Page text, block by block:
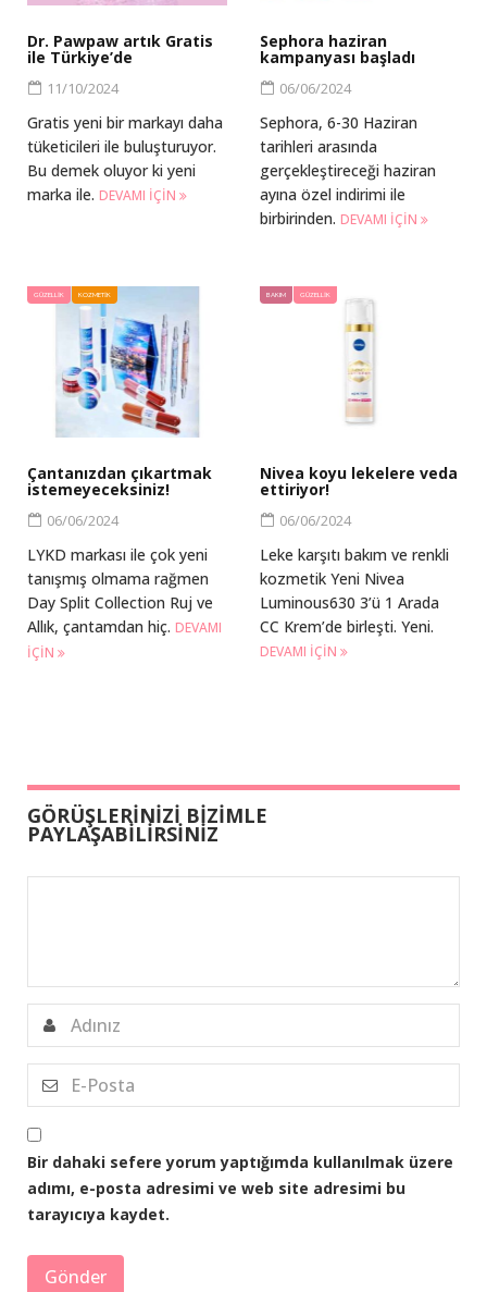
Dr. Pawpaw artık Gratis
ile Türkiye’de
11/10/2024
Gratis yeni bir markayı daha
tüketicileri ile buluşturuyor.
Bu demek oluyor ki yeni
marka ile. DEVAMI IÇIN
Sephora haziran
kampanyası başladı
06/06/2024
Sephora, 6-30 Haziran
tarihleri arasında
gerçekleştireceği haziran
ayına özel indirimi ile
birbirinden. DEVAMI IÇIN
GÜZELLIK KOZMETIK
Çantanızdan çıkartmak
istemeyeceksiniz!
06/06/2024
LYKD markası ile çok yeni
tanışmış olmama rağmen
Day Split Collection Ruj ve
Allık, çantamdan hiç. DEVAMI
IÇIN
BAKIM GÜZELLIK
Nivea koyu lekelere veda
ettiriyor!
06/06/2024
Leke karşıtı bakım ve renkli
kozmetik Yeni Nivea
Luminous630 3’ü 1 Arada
CC Krem’de birleşti. Yeni.
DEVAMI IÇIN
GÖRÜŞLERİNİZİ BİZİMLE
PAYLAŞABİLİRSİNİZ
Bir dahaki sefere yorum yaptığımda kullanılmak üzere
adımı, e-posta adresimi ve web site adresimi bu
tarayıcıya kaydet.